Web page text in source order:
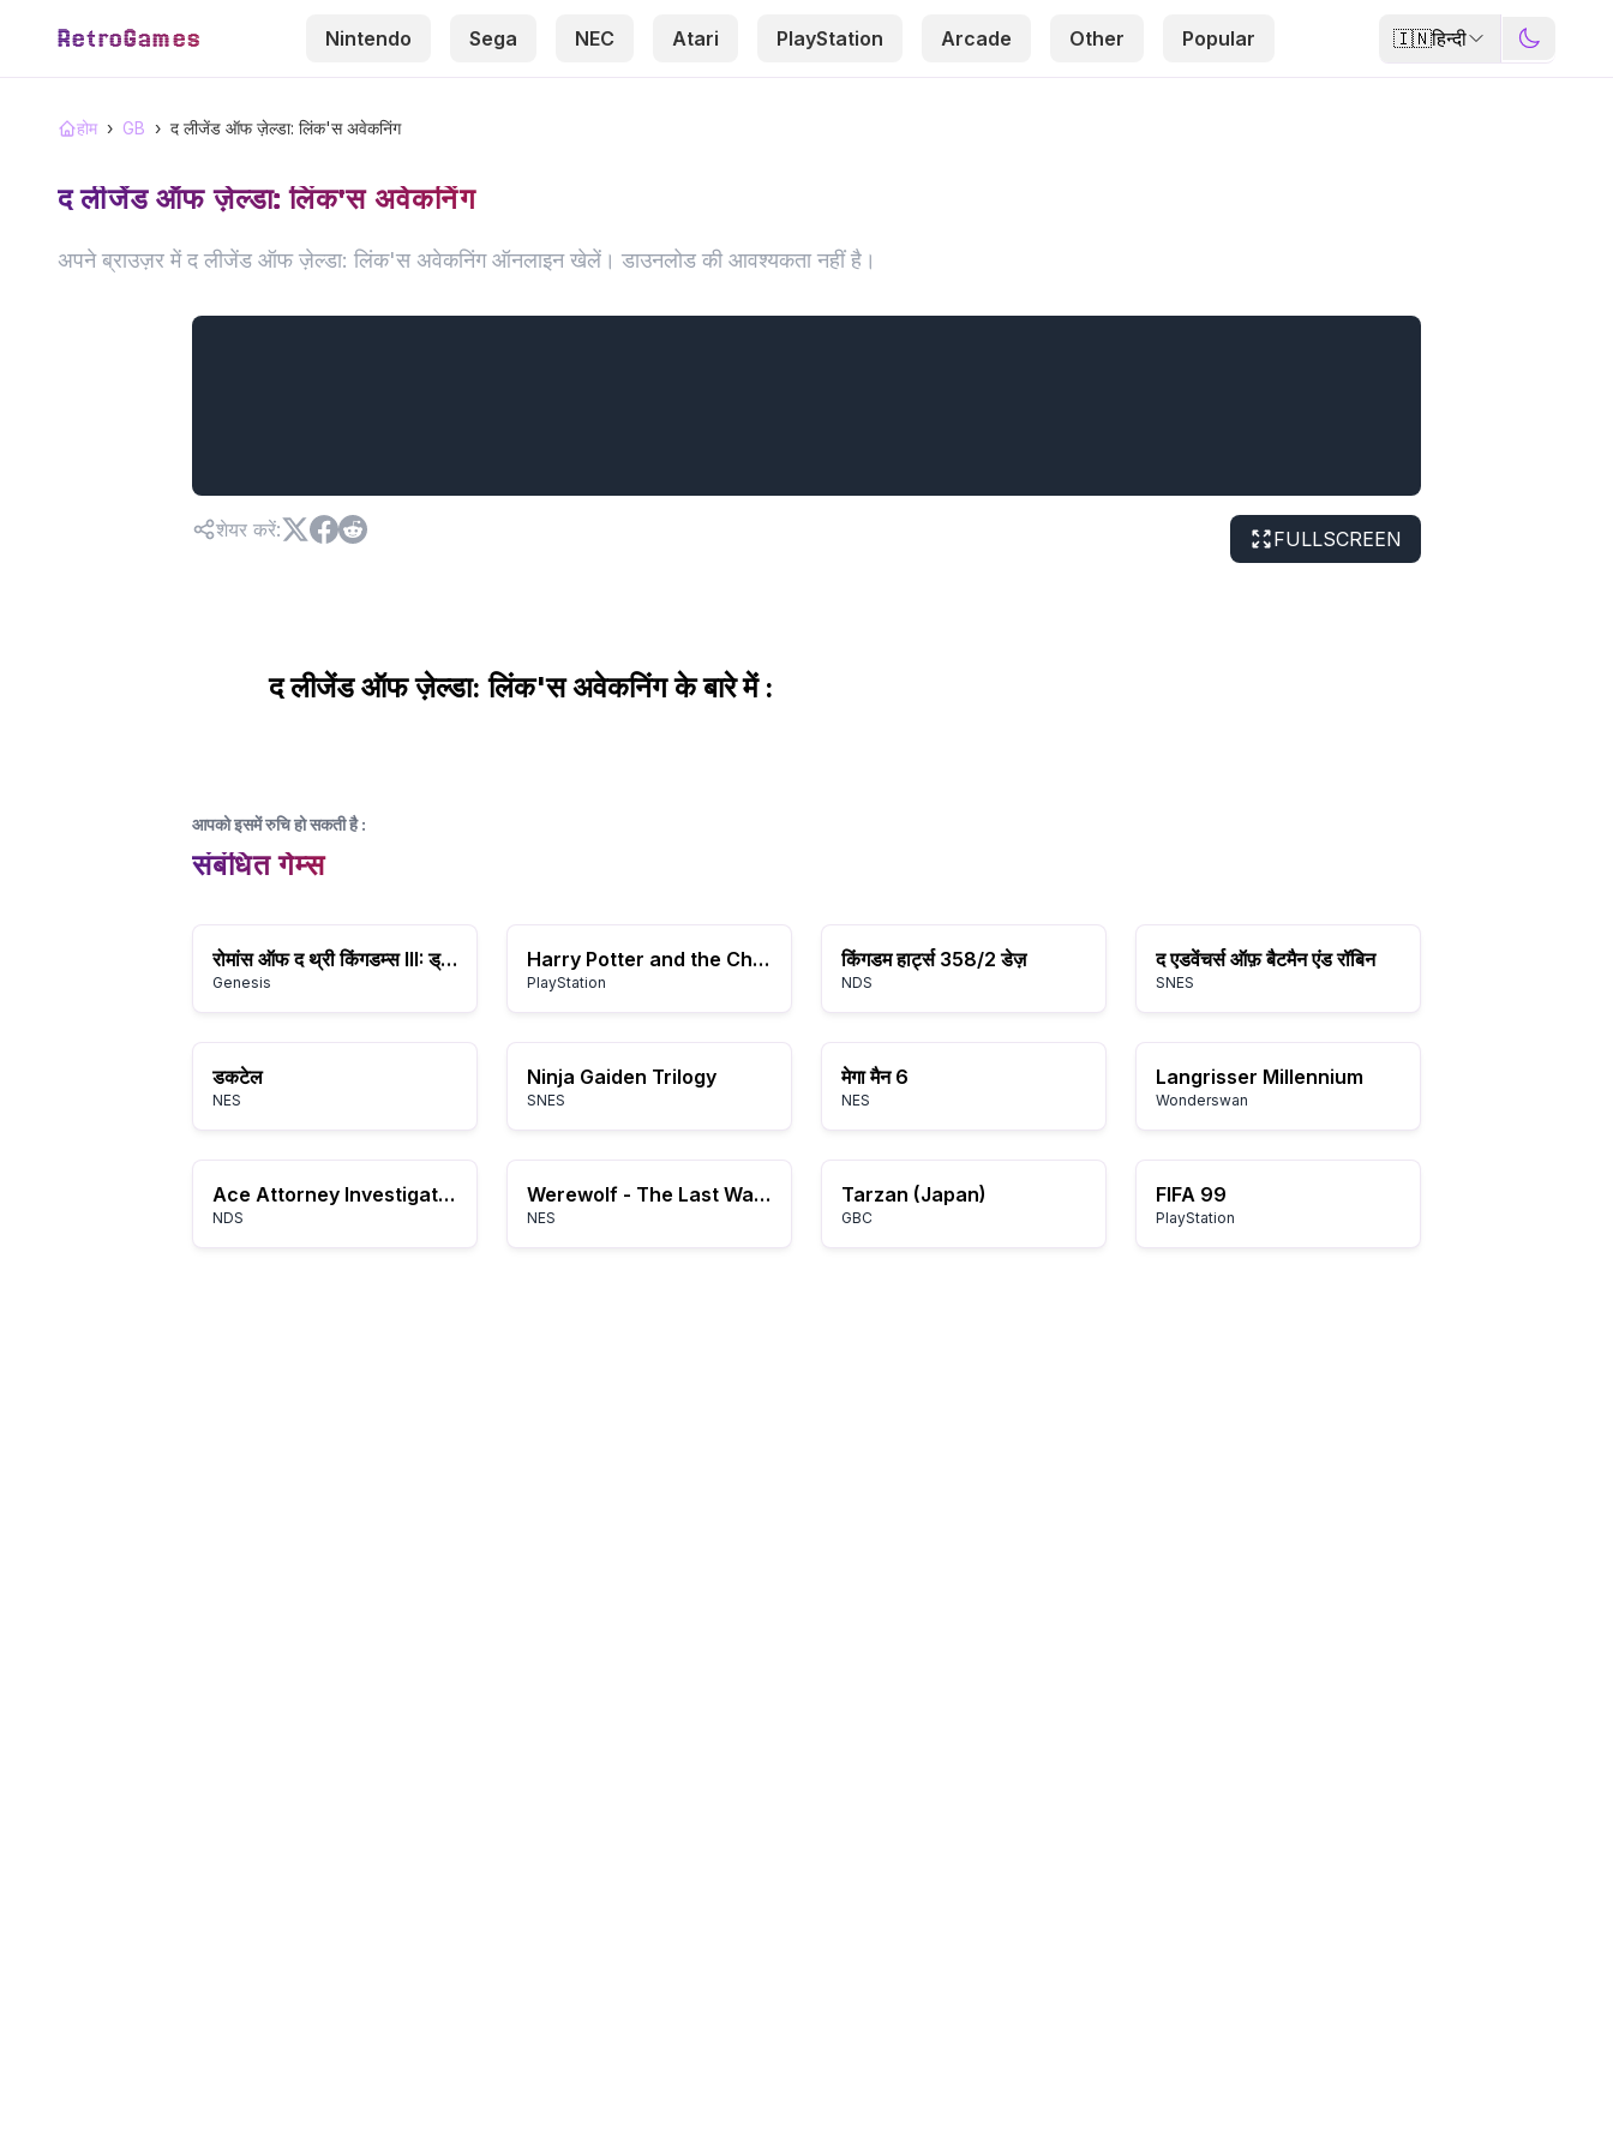
RetroGames Nintendo Sega NEC Atari PlayStation Arcade Other Popular 🇮🇳हिन्दी
होम › GB › द लीजेंड ऑफ ज़ेल्डा: लिंक'स अवेकनिंग
द लीजेंड ऑफ ज़ेल्डा: लिंक'स अवेकनिंग
अपने ब्राउज़र में द लीजेंड ऑफ ज़ेल्डा: लिंक'स अवेकनिंग ऑनलाइन खेलें। डाउनलोड की आवश्यकता नहीं है।
शेयर करें: FULLSCREEN
द लीजेंड ऑफ ज़ेल्डा: लिंक'स अवेकनिंग के बारे में :
आपको इसमें रुचि हो सकती है:
संबंधित गेम्स
रोमांस ऑफ द थ्री किंगडम्स III: ड्रैगन ऑफ डेस्टिनी
Genesis
Harry Potter and the Chamber of Secrets
PlayStation
किंगडम हार्ट्स 358/2 डेज़
NDS
द एडवेंचर्स ऑफ़ बैटमैन एंड रॉबिन
SNES
डकटेल
NES
Ninja Gaiden Trilogy
SNES
मेगा मैन 6
NES
Langrisser Millennium
Wonderswan
Ace Attorney Investigations: Miles Edgeworth
NDS
Werewolf - The Last Warrior (USA)
NES
Tarzan (Japan)
GBC
FIFA 99
PlayStation